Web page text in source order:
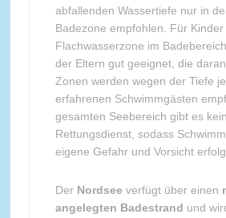
abfallenden Wassertiefe nur in
Badezone empfohlen. Für Kinder
Flachwasserzone im
der Eltern gut geeignet, die
Zonen werden wegen der Tiefe
erfahrenen Schwimmgästen
gesamten Seebereich gibt es
Rettungsdienst, sodass
eigene Gefahr und Vorsicht
Der Nordsee verfügt über einen
angelegten Badestrand und